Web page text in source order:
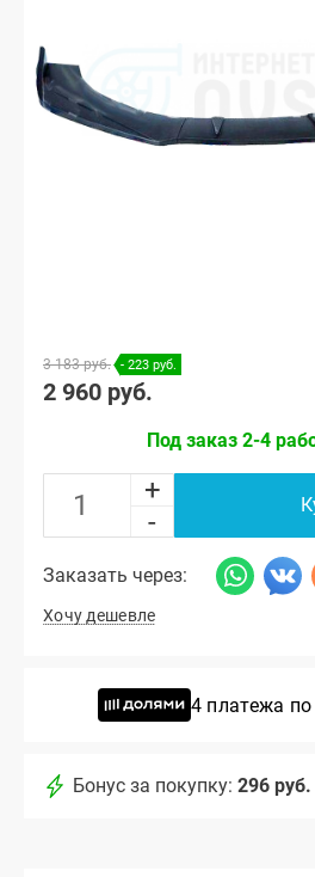
3 183 руб. - 223 руб.
2 960 руб.
Под заказ 2-4
+
-
Заказать через:
Хочу дешевле
4 платежа по
Бонус за покупку: 296 руб.